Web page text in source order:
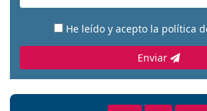
He leído y acepto la política
Enviar